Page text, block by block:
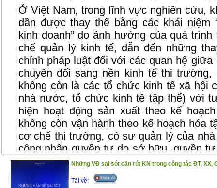
Ở Việt Nam, trong lĩnh vực nghiên cứu,
dần được thay thế bằng các khái niệm
kinh doanh” do ảnh hưởng của quá
chế quản lý kinh tế, dẫn đến những
chỉnh pháp luật đối với các quan hệ
chuyển đổi sang nền kinh tế thị
không còn là các tổ chức kinh tế xã hội
nhà nước, tổ chức kinh tế tập thể) với
hiện hoạt động sản xuất theo kế
không còn vận hành theo kế hoạch hóa
cơ chế thị trường, có sự quản lý của
công nhận quyền tự do sở hữu, quyền
chịu nhiều tác động tất yếu của quá
Những thay đổi này dẫn đến yêu cầu
Những VĐ sai sót cần rút KN trong công tác ĐT, XX,
Tải về: